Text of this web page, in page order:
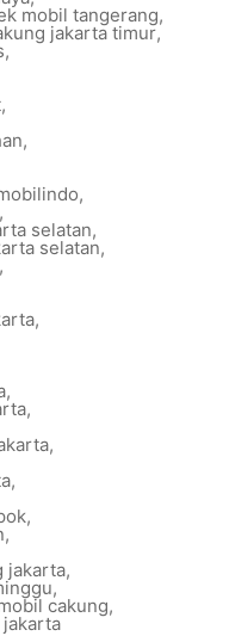
mobil tangerang,
jakarta timur,
,
,
,
,
,
selatan,
selatan,
,
,
,
,
,
,
,
,
jakarta,
,
cakung,